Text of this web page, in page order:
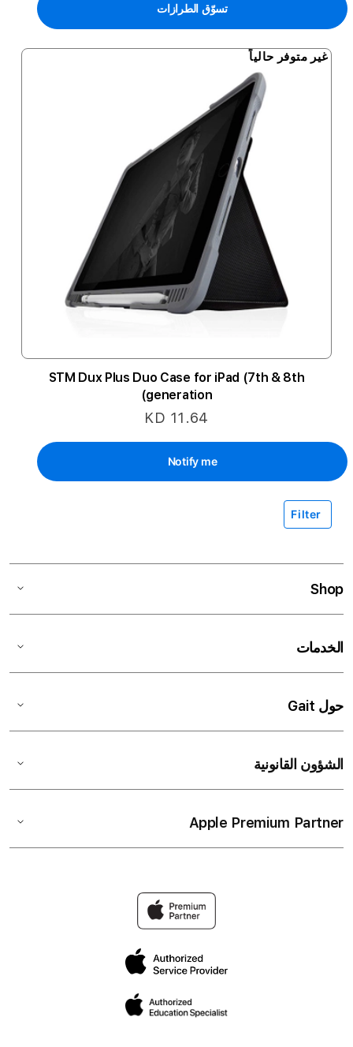
تسوّق الطرازات
غير متوفر حالياً
STM Dux Plus Duo Case for iPad (7th & 8th
generation)
KD 11.64
Notify me
Filter
Shop
الخدمات
حول Gait
الشؤون القانونية
Apple Premium Partner